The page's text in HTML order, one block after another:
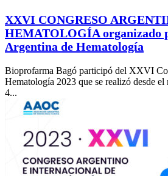
XXVI CONGRESO
HEMATOLOGÍA organizado
Argentina de Hematología
Bioprofarma Bagó participó del XXVI
Hematología 2023 que se realizó desde el
4...